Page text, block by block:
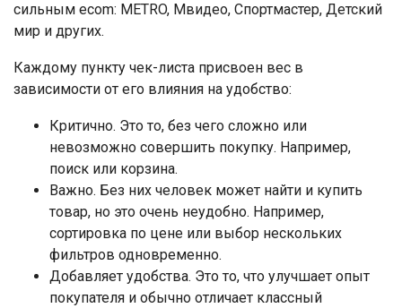
сильным ecom: METRO, Мвидео, Спортмастер, Детский
мир и других.
Каждому пункту чек-листа присвоен вес в
зависимости от его влияния на удобство:
Критично. Это то, без чего сложно или
невозможно совершить покупку. Например,
поиск или корзина.
Важно. Без них человек может найти и купить
товар, но это очень неудобно. Например,
сортировка по цене или выбор нескольких
фильтров одновременно.
Добавляет удобства. Это то, что улучшает опыт
покупателя и обычно отличает классный